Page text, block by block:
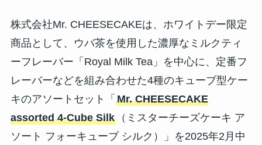
株式会社Mr. CHEESECAKEは、ホワイトデー限定
商品として、ウバ茶を使用した濃厚なミルクティ
ーフレーバー「Royal Milk Tea」を中心に、定番フ
レーバーなどを組み合わせた4種のキューブ型ケー
キのアソートセット「 Mr. CHEESECAKE
assorted 4-Cube Silk（ミスターチーズケーキ ア
ソート フォーキューブ シルク）」を2025年2月中